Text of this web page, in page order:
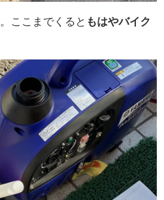
ここまでくると もはやバイク